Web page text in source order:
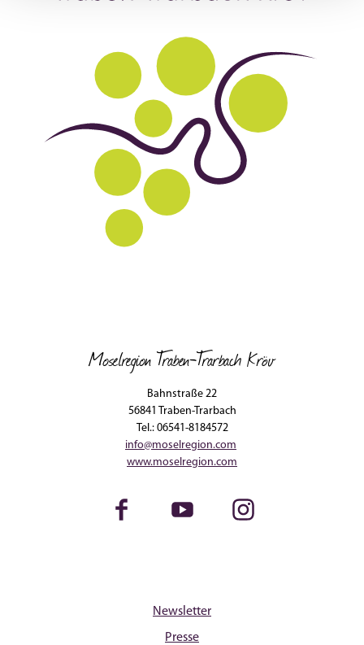
Moselregion Traben-Trarbach Kröv
Bahnstraße 22
56841 Traben-Trarbach
Tel.: 06541-8184572
info@moselregion.com
www.moselregion.com
Facebook Youtube Instagram
Newsletter
Presse